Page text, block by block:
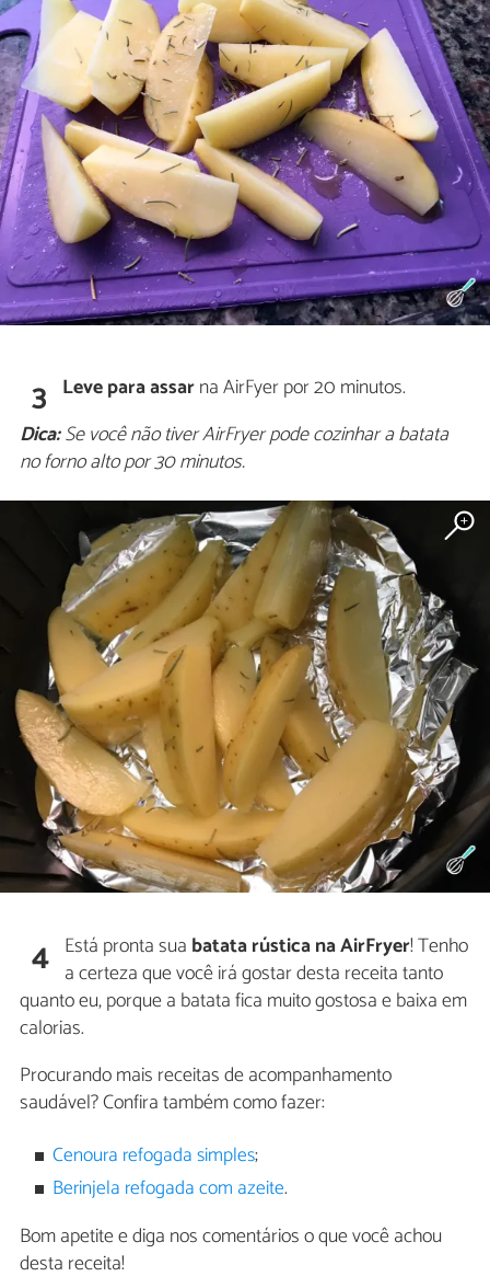
3 Leve para assarna AirFyer por 20 minutos.
Dica:Se você não tiver AirFryer pode cozinhar a batata
no forno alto por 30 minutos.
4 Está pronta sua batata rústica na AirFryer! Tenho
a certeza que você irá gostar desta receita tanto
quanto eu, porque a batata fica muito gostosa e baixa em
calorias.
Procurando mais receitas de acompanhamento
saudável? Confira também como fazer:
Cenoura refogada simples;
Berinjela refogada com azeite.
Bom apetite e diga nos comentários o que você achou
desta receita!